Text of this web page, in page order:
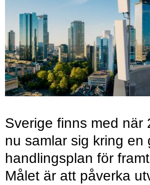
Sverige finns med när
nu samlar sig kring en
handlingsplan för
Målet är att påverka